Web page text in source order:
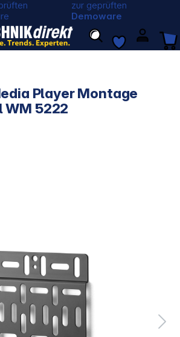
zur geprüften
Demoware
Player Montage
WM 5222